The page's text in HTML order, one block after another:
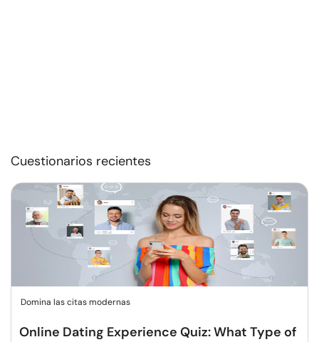
Cuestionarios recientes
Domina las citas modernas
Online Dating Experience Quiz: What Type of